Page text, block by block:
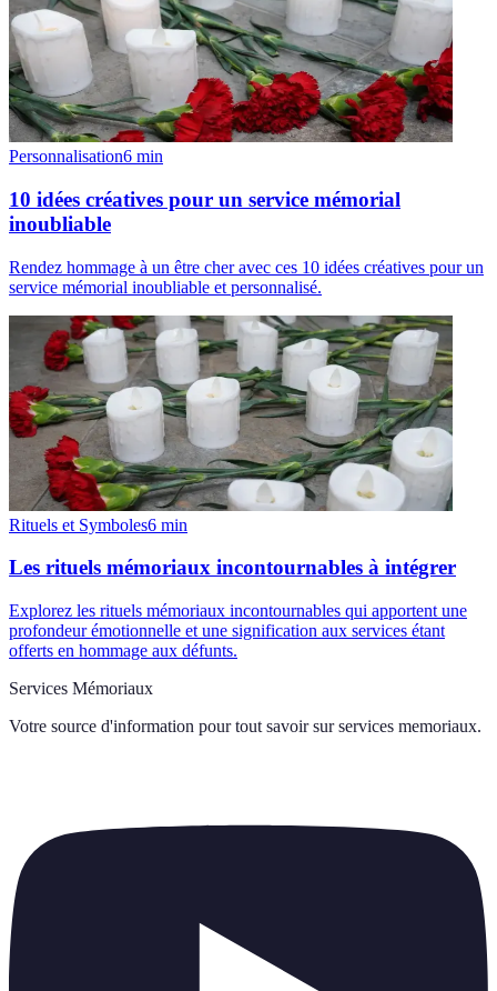
Personnalisation6 min
10 idées créatives pour un service mémorial
inoubliable
Rendez hommage à un être cher avec ces 10 idées créatives pour un
service mémorial inoubliable et personnalisé.
Rituels et Symboles6 min
Les rituels mémoriaux incontournables à intégrer
Explorez les rituels mémoriaux incontournables qui apportent une
profondeur émotionnelle et une signification aux services étant
offerts en hommage aux défunts.
Services Mémoriaux
Votre source d'information pour tout savoir sur services memoriaux.